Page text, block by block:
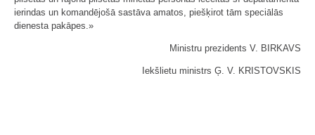
ierindas un komandējošā sastāva amatos, piešķirot tām speciālās
dienesta pakāpes.»
Ministru prezidents V. BIRKAVS
Iekšlietu ministrs Ģ. V. KRISTOVSKIS